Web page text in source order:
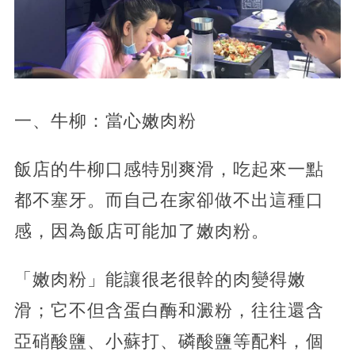
一、牛柳：當心嫩肉粉
飯店的牛柳口感特別爽滑，吃起來一點
都不塞牙。而自己在家卻做不出這種口
感，因為飯店可能加了嫩肉粉。
「嫩肉粉」能讓很老很幹的肉變得嫩
滑；它不但含蛋白酶和澱粉，往往還含
亞硝酸鹽、小蘇打、磷酸鹽等配料，個